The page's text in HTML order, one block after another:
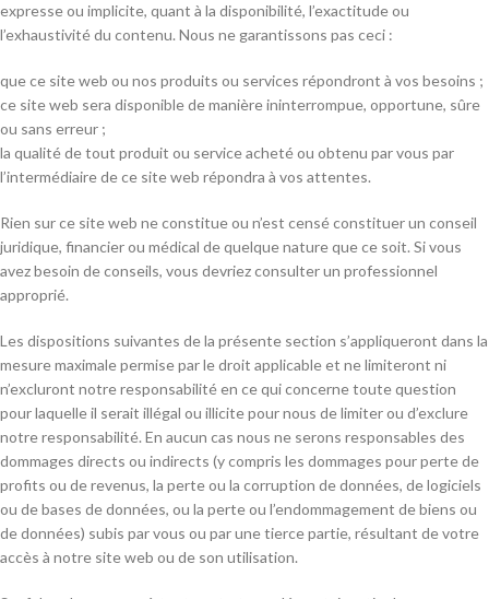
expresse ou implicite, quant à la disponibilité, l’exactitude ou
l’exhaustivité du contenu. Nous ne garantissons pas ceci :
que ce site web ou nos produits ou services répondront à vos besoins ;
ce site web sera disponible de manière ininterrompue, opportune, sûre
ou sans erreur ;
la qualité de tout produit ou service acheté ou obtenu par vous par
l’intermédiaire de ce site web répondra à vos attentes.
Rien sur ce site web ne constitue ou n’est censé constituer un conseil
juridique, financier ou médical de quelque nature que ce soit. Si vous
avez besoin de conseils, vous devriez consulter un professionnel
approprié.
Les dispositions suivantes de la présente section s’appliqueront dans la
mesure maximale permise par le droit applicable et ne limiteront ni
n’excluront notre responsabilité en ce qui concerne toute question
pour laquelle il serait illégal ou illicite pour nous de limiter ou d’exclure
notre responsabilité. En aucun cas nous ne serons responsables des
dommages directs ou indirects (y compris les dommages pour perte de
profits ou de revenus, la perte ou la corruption de données, de logiciels
ou de bases de données, ou la perte ou l’endommagement de biens ou
de données) subis par vous ou par une tierce partie, résultant de votre
accès à notre site web ou de son utilisation.